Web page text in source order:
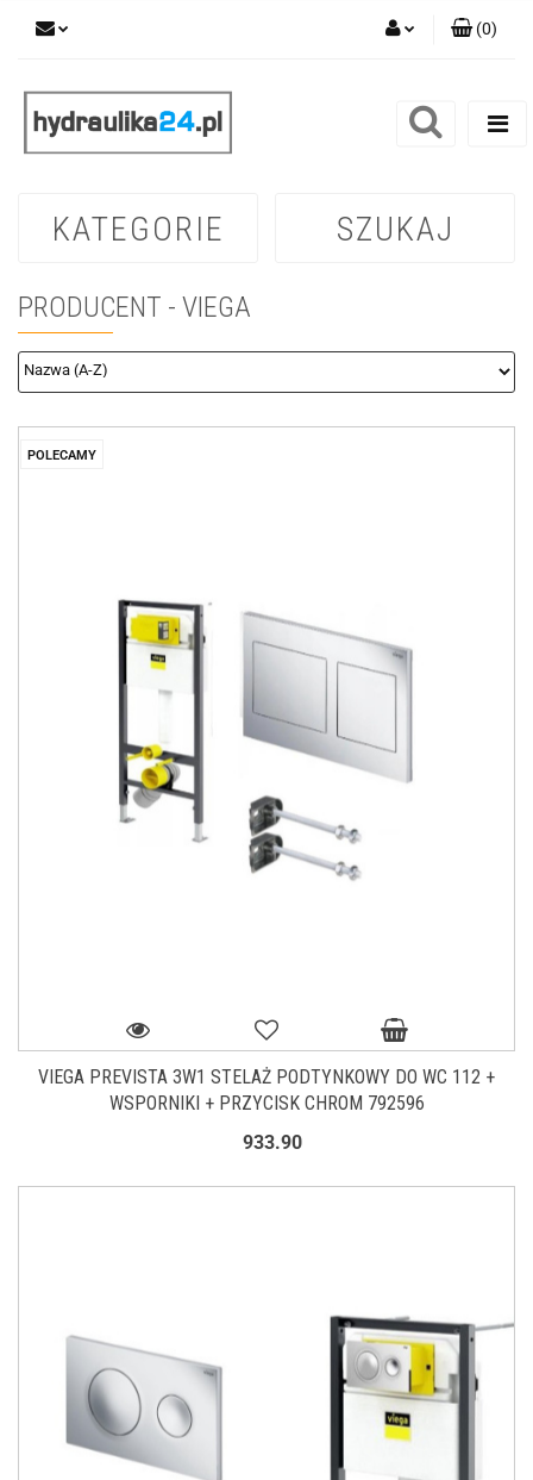
Zarejestruj się
(0)
KATEGORIE SZUKAJ
PRODUCENT - VIEGA
POLECAMY
VIEGA PREVISTA 3W1 STELAŻ PODTYNKOWY DO WC 112 +
WSPORNIKI + PRZYCISK CHROM 792596
933.90